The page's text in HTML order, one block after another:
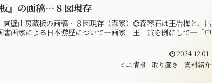
』の画稿…８図現存
壁山房蔵板の画稿…８図現存（森家）💞森琴石は王冶梅と、出
書画家による日本游歴について―画家 王 寅を例にして―「中
2024.12.01
ミニ情報
取り置き 資料紹介